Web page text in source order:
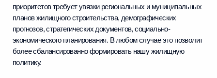
приоритетов требует увязки региональных и муниципальных
планов жилищного строительства, демографических
прогнозов, стратегических документов, социально-
экономического планирования. В любом случае это позволит
более сбалансированно формировать нашу жилищную
политику.